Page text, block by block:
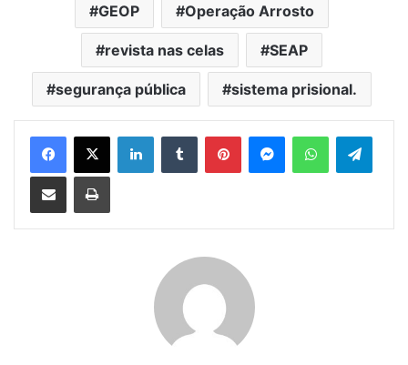
GEOP Operação Arrosto
revista nas celas SEAP
segurança pública sistema prisional.